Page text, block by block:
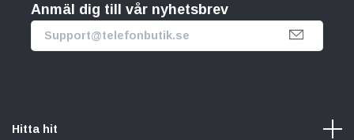
Anmäl dig till vår nyhetsbrev
Hitta hit